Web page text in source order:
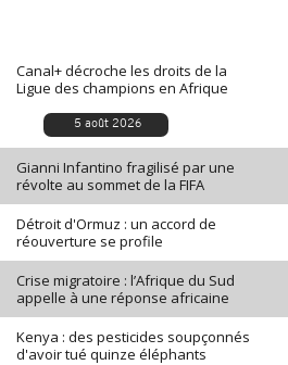
Canal+ décroche les droits de la
Ligue des champions en Afrique
5 août 2026
Gianni Infantino fragilisé par une
révolte au sommet de la FIFA
Détroit d'Ormuz : un accord de
réouverture se profile
Crise migratoire : l’Afrique du Sud
appelle à une réponse africaine
Kenya : des pesticides soupçonnés
d'avoir tué quinze éléphants